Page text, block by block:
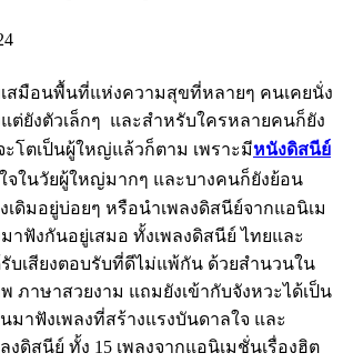
สมือนพื้นที่แห่งความสุขที่หลายๆ คนเคยนั่ง
ต่ยังตัวเล็กๆ และสำหรับใครหลายคนก็ยัง
โตเป็นผู้ใหญ่แล้วก็ตาม เพราะมีหนังดิสนีย์
จในวัยผู้ใหญ่มากๆ และบางคนก็ยังย้อน
เดิมอยู่บ่อยๆ หรือนำเพลงดิสนีย์จากแอนิเม
าฟังกันอยู่เสมอ ทั้งเพลงดิสนีย์ ไทยและ
บเสียงตอบรับที่ดีไม่แพ้กัน ด้วยสำนวนใน
ภาษาสวยงาม แถมยังเข้ากับจังหวะได้เป็น
มาฟังเพลงที่สร้างแรงบันดาลใจ และ
งดิสนีย์ ทั้ง 15 เพลงจากแอนิเมชั่นเรื่องฮิต